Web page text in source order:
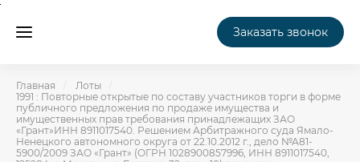
Заказать звонок
Главная
Лоты
1991 : Повторные открытые по составу участников торги в форме
публичного предложения по продаже имущества и
имущественных прав требования принадлежащих ЗАО
«Грант»ИНН 8911017540. Решением Арбитражного суда Ямало-
Ненецкого автономного округа от 22.10.2012 г., дело №А81-
5900/2009 ЗАО «Грант» (ОГРН 1028900857996, ИНН 8911017540,